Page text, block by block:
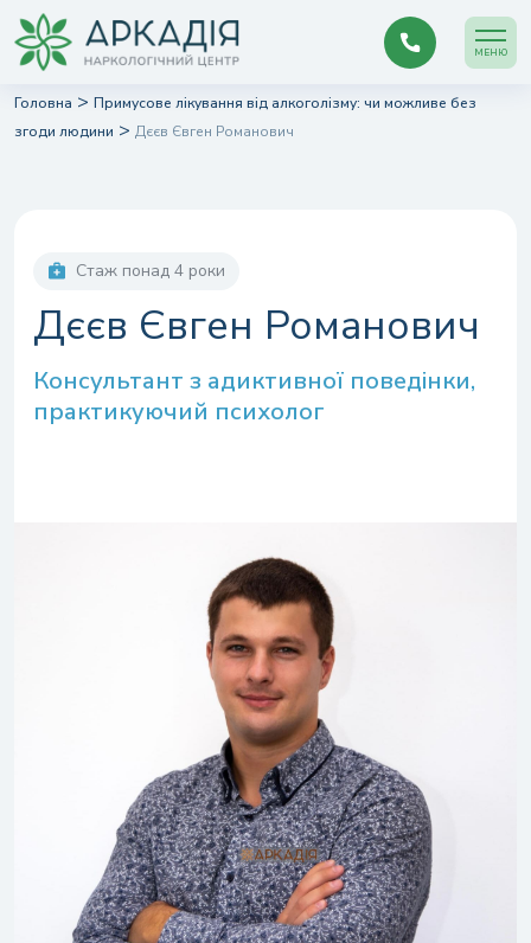
МЕНЮ
Головна > Примусове лікування від алкоголізму: чи можливе без
згоди людини > Дєєв Євген Романович
Стаж понад 4 роки
Дєєв Євген Романович
Консультант з адиктивної поведінки,
практикуючий психолог